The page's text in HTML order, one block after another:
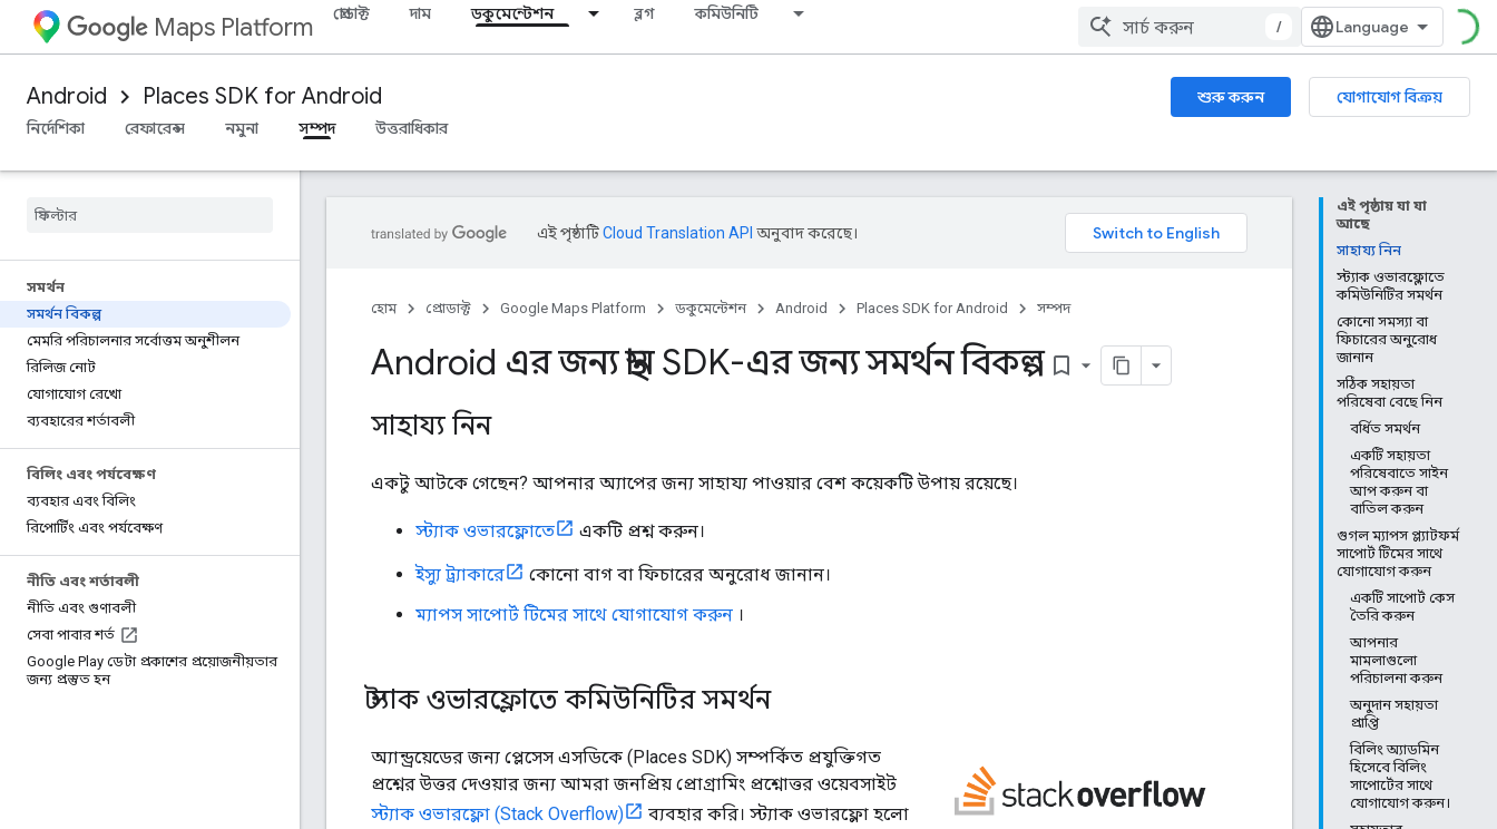
Maps Platform প্রোডাক্ট দাম ডকুমেন্টেশন ব্লগ কমিউনিটি
/
Android Places SDK for Android শুরু করুন
যোগাযোগ বিক্রয়
নির্দেশিকা
রেফারেন্স নমুনা সম্পদ উত্তরাধিকার
সমর্থন
সমর্থন বিকল্প
মেমরি পরিচালনার সর্বোত্তম অনুশীলন
রিলিজ নোট
যোগাযোগ রেখো
ব্যবহারের শর্তাবলী
বিলিং এবং পর্যবেক্ষণ
ব্যবহার এবং বিলিং
রিপোর্টিং এবং পর্যবেক্ষণ
নীতি এবং শর্তাবলী
নীতি এবং গুণাবলী
সেবা পাবার শর্ত
Google Play ডেটা প্রকাশের প্রয়োজনীয়তার
জন্য প্রস্তুত হন
এই পৃষ্ঠায় যা যা
আছে
সাহায্য নিন
স্ট্যাক ওভারফ্লোতে
কমিউনিটির সমর্থন
কোনো সমস্যা বা
ফিচারের অনুরোধ
জানান
সঠিক সহায়তা
পরিষেবা বেছে নিন
বর্ধিত সমর্থন
একটি সহায়তা
পরিষেবাতে সাইন
আপ করুন বা
বাতিল করুন
গুগল ম্যাপস প্ল্যাটফর্ম
সাপোর্ট টিমের সাথে
যোগাযোগ করুন
একটি সাপোর্ট কেস
তৈরি করুন
আপনার
মামলাগুলো
পরিচালনা করুন
অনুদান সহায়তা
প্রাপ্তি
বিলিং অ্যাডমিন
হিসেবে বিলিং
সাপোর্টের সাথে
যোগাযোগ করুন।
এই পৃষ্ঠাটিCloud Translation API অনুবাদ করেছে।
হোম প্রোডাক্ট Google Maps Platform ডকুমেন্টেশন Android Places SDK for Android সম্পদ
Android এর জন্য স্থান SDK-এর জন্য সমর্থন বিকল্প bookmark_border
সাহায্য নিন
একটু আটকে গেছেন? আপনার অ্যাপের জন্য সাহায্য পাওয়ার বেশ কয়েকটি উপায় রয়েছে।
স্ট্যাক ওভারফ্লোতে একটি প্রশ্ন করুন।
ইস্যু ট্র্যাকারে
কোনো বাগ বা ফিচারের অনুরোধ জানান।
ম্যাপস সাপোর্ট টিমের সাথে যোগাযোগ করুন ।
স্ট্যাক ওভারফ্লোতে কমিউনিটির সমর্থন
অ্যান্ড্রয়েডের জন্য প্লেসেস এসডিকে (Places SDK) সম্পর্কিত প্রযুক্তিগত
প্রশ্নের উত্তর দেওয়ার জন্য আমরা জনপ্রিয় প্রোগ্রামিং প্রশ্নোত্তর ওয়েবসাইট
স্ট্যাক ওভারফ্লো (Stack Overflow)
ব্যবহার করি। স্ট্যাক ওভারফ্লো হলো